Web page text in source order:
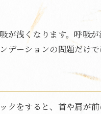
が浅くなります。呼吸
ーションの問題だけで
クをすると、首や肩が